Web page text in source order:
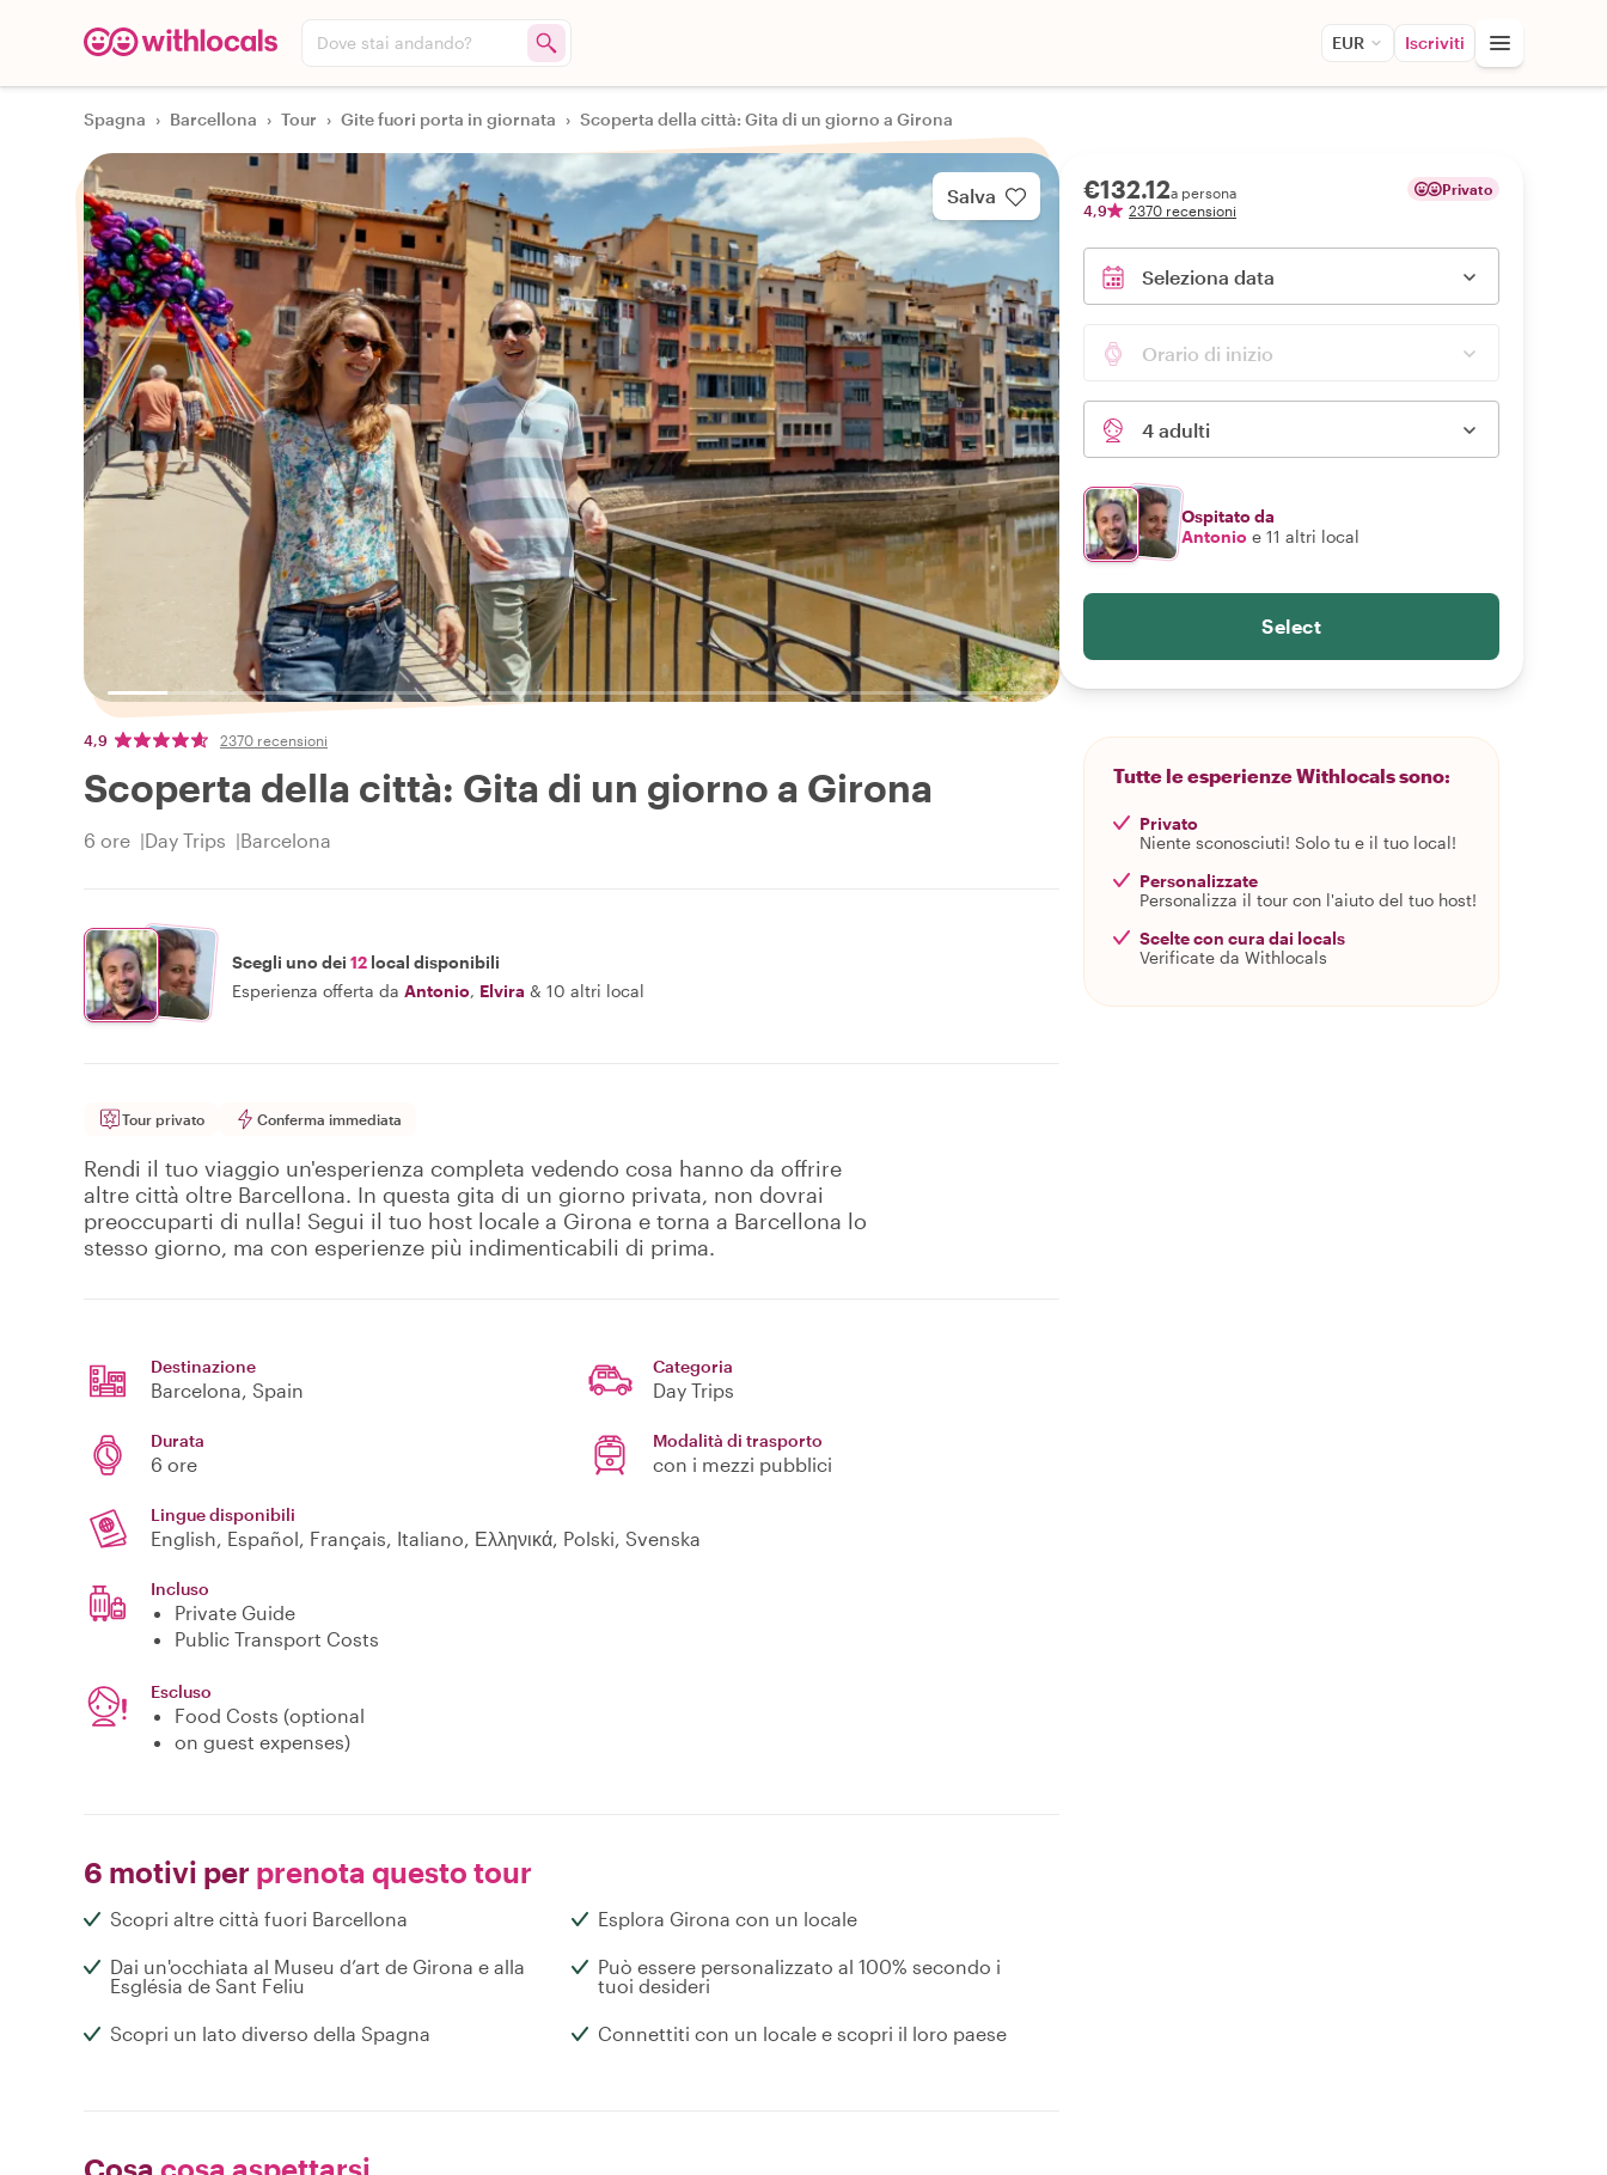
Dove stai andando? EUR Iscriviti
Spagna › Barcellona › Tour › Gite fuori porta in giornata › Scoperta della città: Gita di un giorno a Girona
Salva
4,9 2370 recensioni
Scoperta della città: Gita di un giorno a Girona
6 ore Day Trips Barcelona
Scegli uno dei 12 local disponibili
Esperienza offerta da Antonio, Elvira & 10 altri local
Tour privato Conferma immediata
Rendi il tuo viaggio un'esperienza completa vedendo cosa hanno da offrire
altre città oltre Barcellona. In questa gita di un giorno privata, non dovrai
preoccuparti di nulla! Segui il tuo host locale a Girona e torna a Barcellona lo
stesso giorno, ma con esperienze più indimenticabili di prima.
Destinazione
Barcelona, Spain
Categoria
Day Trips
Durata
6 ore
Modalità di trasporto
con i mezzi pubblici
Lingue disponibili
English, Español, Français, Italiano, Ελληνικά, Polski, Svenska
Incluso
Private Guide
Public Transport Costs
Escluso
Food Costs (optional
on guest expenses)
6 motivi per prenota questo tour
Scopri altre città fuori Barcellona Esplora Girona con un locale
Dai un'occhiata al Museu d’art de Girona e alla
Església de Sant Feliu
Può essere personalizzato al 100% secondo i
tuoi desideri
Scopri un lato diverso della Spagna Connettiti con un locale e scopri il loro paese
€132.12a persona
4,9
2370 recensioni
Privato
Seleziona data
Orario di inizio
4 adulti
Ospitato da
Antonio e 11 altri local
Select
Tutte le esperienze Withlocals sono:
Privato
Niente sconosciuti! Solo tu e il tuo local!
Personalizzate
Personalizza il tour con l'aiuto del tuo host!
Scelte con cura dai locals
Verificate da Withlocals